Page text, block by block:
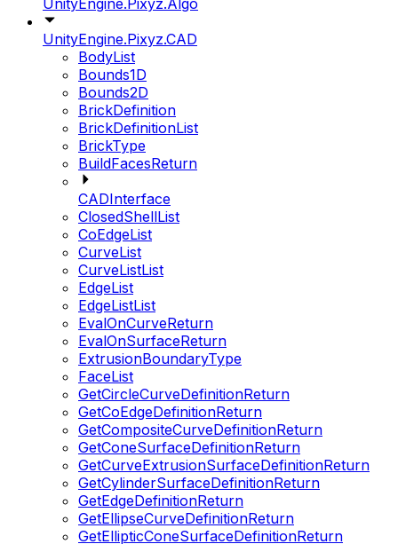
UnityEngine.Pixyz.Algo
UnityEngine.Pixyz.CAD
BodyList
Bounds1D
Bounds2D
BrickDefinition
BrickDefinitionList
BrickType
BuildFacesReturn
CADInterface
ClosedShellList
CoEdgeList
CurveList
CurveListList
EdgeList
EdgeListList
EvalOnCurveReturn
EvalOnSurfaceReturn
ExtrusionBoundaryType
FaceList
GetCircleCurveDefinitionReturn
GetCoEdgeDefinitionReturn
GetCompositeCurveDefinitionReturn
GetConeSurfaceDefinitionReturn
GetCurveExtrusionSurfaceDefinitionReturn
GetCylinderSurfaceDefinitionReturn
GetEdgeDefinitionReturn
GetEllipseCurveDefinitionReturn
GetEllipticConeSurfaceDefinitionReturn